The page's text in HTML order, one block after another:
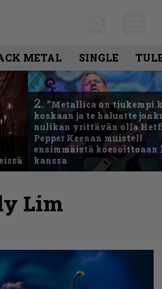
METAL SINGLE
2. ”Metallica on tiukempi
koskaan ja te haluatte
nulikan yrittävän olla
Pepper Keenan muisteli
ensimmäistä
kanssa
Lim